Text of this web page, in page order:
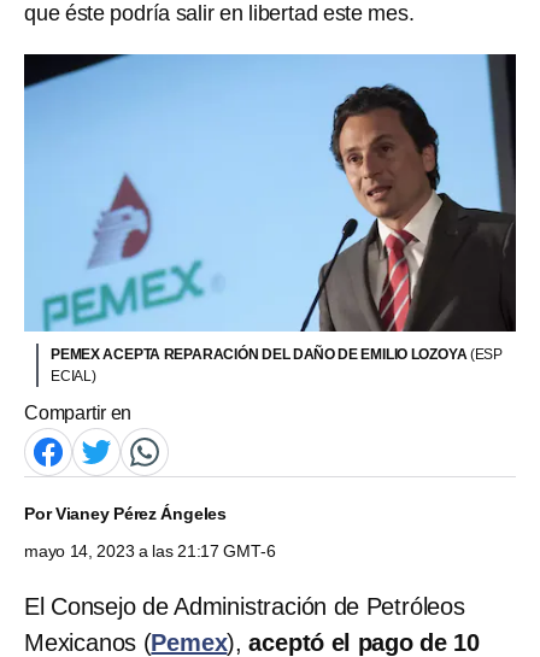
que éste podría salir en libertad este mes.
PEMEX ACEPTA REPARACIÓN DEL DAÑO DE EMILIO LOZOYA(ESP
ECIAL)
Compartir en
PorVianey Pérez Ángeles
mayo 14, 2023 a las 21:17 GMT-6
El Consejo de Administración de Petróleos
Mexicanos (Pemex),aceptó el pago de 10